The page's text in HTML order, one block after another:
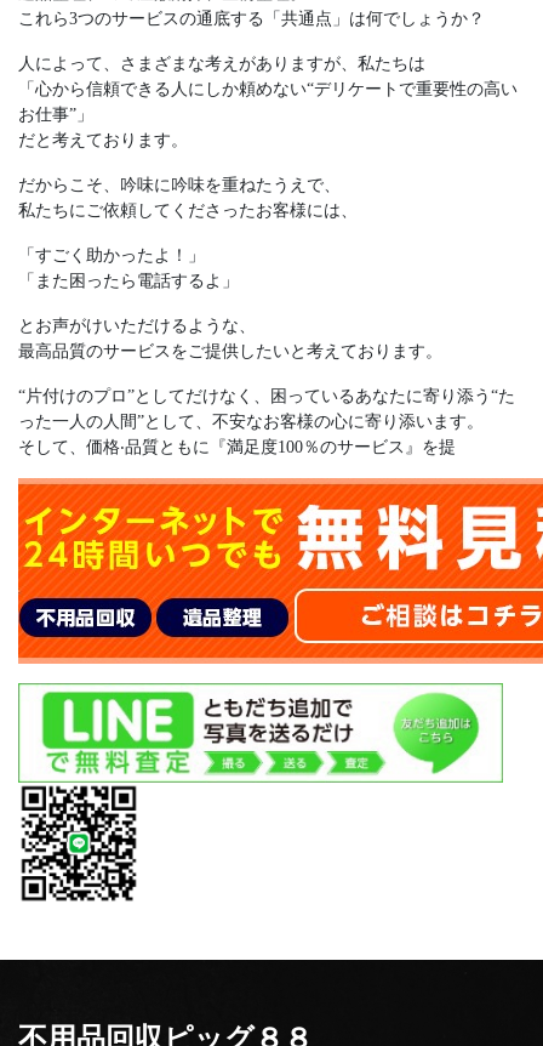
これら3つのサービスの通底する「共通点」は何でしょうか？
⼈によって、さまざまな考えがありますが、私たちは
「⼼から信頼できる⼈にしか頼めない“デリケートで重要性の⾼い
お仕事”」
だと考えております。
だからこそ、吟味に吟味を重ねたうえで、
私たちにご依頼してくださったお客様には、
「すごく助かったよ！」
「また困ったら電話するよ」
とお声がけいただけるような、
最⾼品質のサービスをご提供したいと考えております。
“⽚付けのプロ”としてだけなく、困っているあなたに寄り添う“た
った⼀⼈の⼈間”として、不安なお客様の⼼に寄り添います。
そして、価格‧品質ともに『満⾜度100％のサービス』を提
不用品回収ピッグ８８